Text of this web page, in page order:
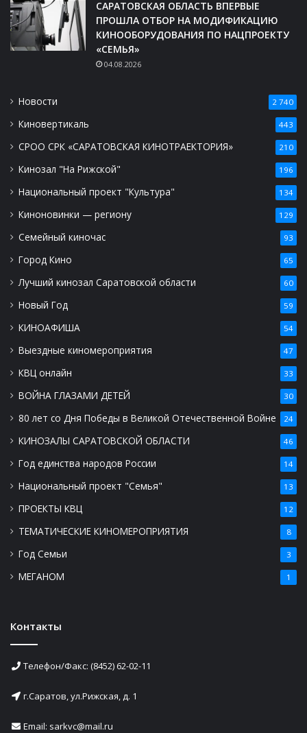
САРАТОВСКАЯ ОБЛАСТЬ ВПЕРВЫЕ
ПРОШЛА ОТБОР НА МОДИФИКАЦИЮ
КИНООБОРУДОВАНИЯ ПО НАЦПРОЕКТУ
«СЕМЬЯ»
04.08.2026
Новости 2 740
Киновертикаль 443
СРОО СРК «САРАТОВСКАЯ КИНОТРАЕКТОРИЯ» 210
Кинозал "На Рижской" 196
Национальный проект "Культура" 134
Киноновинки — региону 129
Семейный киночас 93
Город Кино 65
Лучший кинозал Саратовской области 60
Новый Год 59
КИНОАФИША 54
Выездные киномероприятия 47
КВЦ онлайн 33
ВОЙНА ГЛАЗАМИ ДЕТЕЙ 30
80 лет со Дня Победы в Великой Отечественной Войне 24
КИНОЗАЛЫ САРАТОВСКОЙ ОБЛАСТИ 46
Год единства народов России 14
Национальный проект "Семья" 13
ПРОЕКТЫ КВЦ 12
ТЕМАТИЧЕСКИЕ КИНОМЕРОПРИЯТИЯ 8
Год Семьи 3
МЕГАНОМ 1
Контакты
Телефон/Факс: (8452) 62-02-11
г.Саратов, ул.Рижская, д. 1
Email: sarkvc@mail.ru